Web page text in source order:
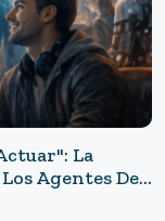
La
Agentes De